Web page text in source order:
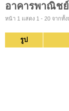
อาคารพาณิชย์
หน้า 1 แสดง 1 - 20 จากทั้
รูป